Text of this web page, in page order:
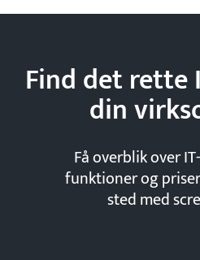
Find det rette
din
Få overblik over
funktioner og
sted med